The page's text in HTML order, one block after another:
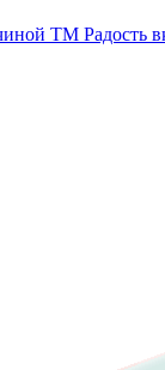
TM Радость